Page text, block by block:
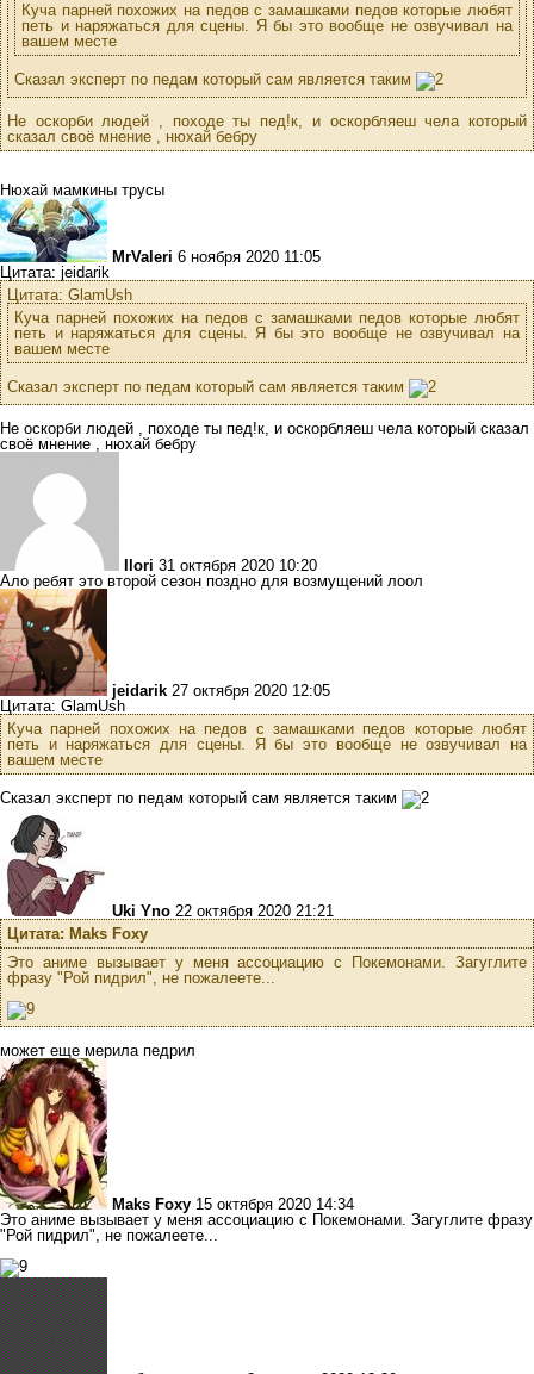
Куча парней похожих на педов с замашками педов которые любят
петь и наряжаться для сцены. Я бы это вообще не озвучивал на
вашем месте
Сказал эксперт по педам который сам является таким
Не оскорби людей , походе ты пед!к, и оскорбляеш чела который
сказал своё мнение , нюхай бебру
Нюхай мамкины трусы
MrValeri 6 ноября 2020 11:05
Цитата: jeidarik
Цитата: GlamUsh
Куча парней похожих на педов с замашками педов которые любят
петь и наряжаться для сцены. Я бы это вообще не озвучивал на
вашем месте
Сказал эксперт по педам который сам является таким
Не оскорби людей , походе ты пед!к, и оскорбляеш чела который сказал
своё мнение , нюхай бебру
Ilori 31 октября 2020 10:20
Ало ребят это второй сезон поздно для возмущений лоол
jeidarik 27 октября 2020 12:05
Цитата: GlamUsh
Куча парней похожих на педов с замашками педов которые любят
петь и наряжаться для сцены. Я бы это вообще не озвучивал на
вашем месте
Сказал эксперт по педам который сам является таким
Uki Yno 22 октября 2020 21:21
Цитата: Maks Foxy
Это аниме вызывает у меня ассоциацию с Покемонами. Загуглите
фразу "Рой пидpил", не пожалеете...
может еще мерила педрил
Maks Foxy 15 октября 2020 14:34
Это аниме вызывает у меня ассоциацию с Покемонами. Загуглите фразу
"Рой пидpил", не пожалеете...